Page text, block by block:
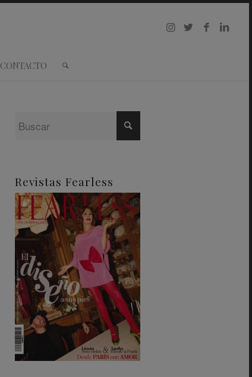
CONTACTO
Revistas Fearless